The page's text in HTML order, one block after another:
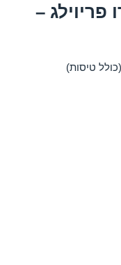
פריוילג –
טיסות)
אילת 23/10/2018